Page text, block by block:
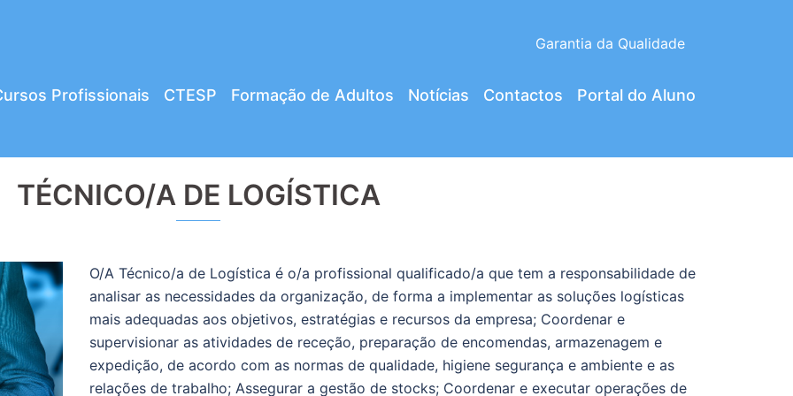
Garantia da Qualidade
Profissionais CTESP Formação de Adultos Notícias Contactos Portal do Aluno
TÉCNICO/A DE LOGÍSTICA
O/A Técnico/a de Logística é o/a profissional qualificado/a que tem a responsabilidade de
analisar as necessidades da organização, de forma a implementar as soluções logísticas
mais adequadas aos objetivos, estratégias e recursos da empresa; Coordenar e
supervisionar as atividades de receção, preparação de encomendas, armazenagem e
expedição, de acordo com as normas de qualidade, higiene segurança e ambiente e as
relações de trabalho; Assegurar a gestão de stocks; Coordenar e executar operações de